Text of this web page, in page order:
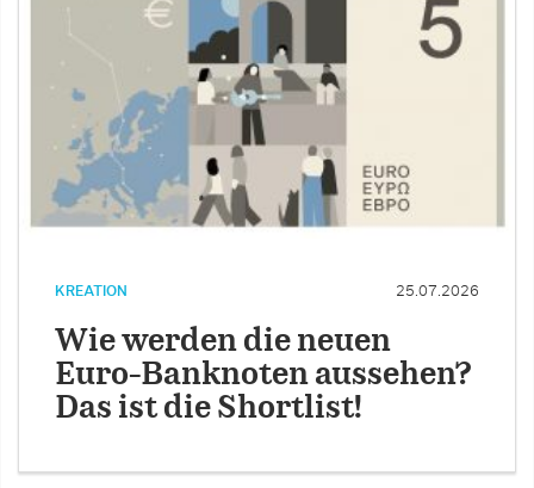
KREATION 25.07.2026
Wie werden die neuen
Euro-Banknoten aussehen?
Das ist die Shortlist!